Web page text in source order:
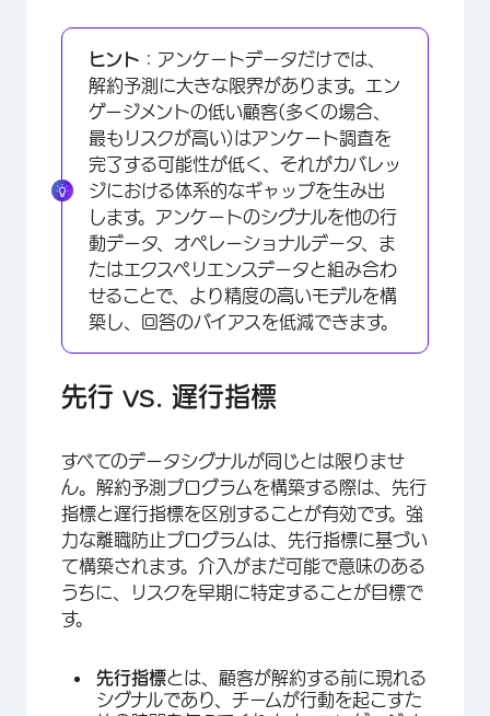
ヒント ：アンケートデータだけでは、
解約予測に大きな限界があります。エン
ゲージメントの低い顧客(多くの場合、
最もリスクが高い)はアンケート調査を
完了する可能性が低く、それがカバレッ
ジにおける体系的なギャップを生み出
します。アンケートのシグナルを他の行
動データ、オペレーショナルデータ、ま
たはエクスペリエンスデータと組み合わ
せることで、より精度の高いモデルを構
築し、回答のバイアスを低減できます。
先行 vs. 遅行指標
すべてのデータシグナルが同じとは限りませ
ん。解約予測プログラムを構築する際は、先行
指標と遅行指標を区別することが有効です。強
力な離職防止プログラムは、先行指標に基づい
て構築されます。介入がまだ可能で意味のある
うちに、リスクを早期に特定することが目標で
す。
先行指標とは、顧客が解約する前に現れる
シグナルであり、チームが行動を起こすた